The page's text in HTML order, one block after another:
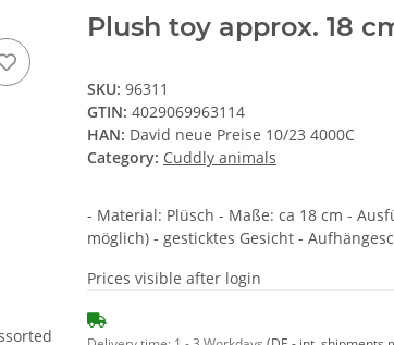
Plush toy approx. 18
SKU: 96311
GTIN: 4029069963114
HAN: David neue Preise 10/23 4000C
Category: Cuddly animals
- Material: Plüsch - Maße: ca 18 cm -
möglich) - gesticktes Gesicht -
Prices visible after login